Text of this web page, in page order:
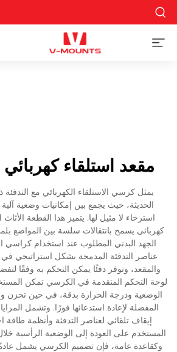
مقعد استلقاء
يمثل كرسي الاستلقاء الكهربائي مع التدفئة
الحديثة، حيث يجمع بين إمكانيات وضعية
استرخاء لا مثيل لها. يتميز هذا القطعة
كهربائي يسمح بانتقالات سلسة بين المواضع
الجهد البدني المطلوب عند استخدام كراسي
عناصر التدفئة المدمجة بشكل استراتيجي
والمقعد، وتوفر دفئًا يمكن التحكم به وفقًا
لوحة التحكم المتقدمة في الكرسي تمكن
الوضعية ودرجة الحرارة بدقة، في حين تخزن
المفضلة لإعادة استدعائها فورًا. وتشمل المزايا
إيقاف تلقائي لعناصر التدفئة وأنظمة طاقة
المستخدم على العودة إلى الوضعية الرأسية خلال
وكقاعدة عامة، فإن تصميم الكرسي يشمل عادةً